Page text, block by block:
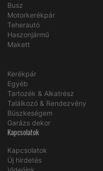
Busz
Motorkerékpár
Teherautó
Haszonjármű
Makett
Kerékpár
Egyéb
Tartozék & Alkatrész
Találkozó & Rendezvény
Büszkeségem
Garázs dekor
Kapcsolatok
Kapcsolatok
Új hirdetés